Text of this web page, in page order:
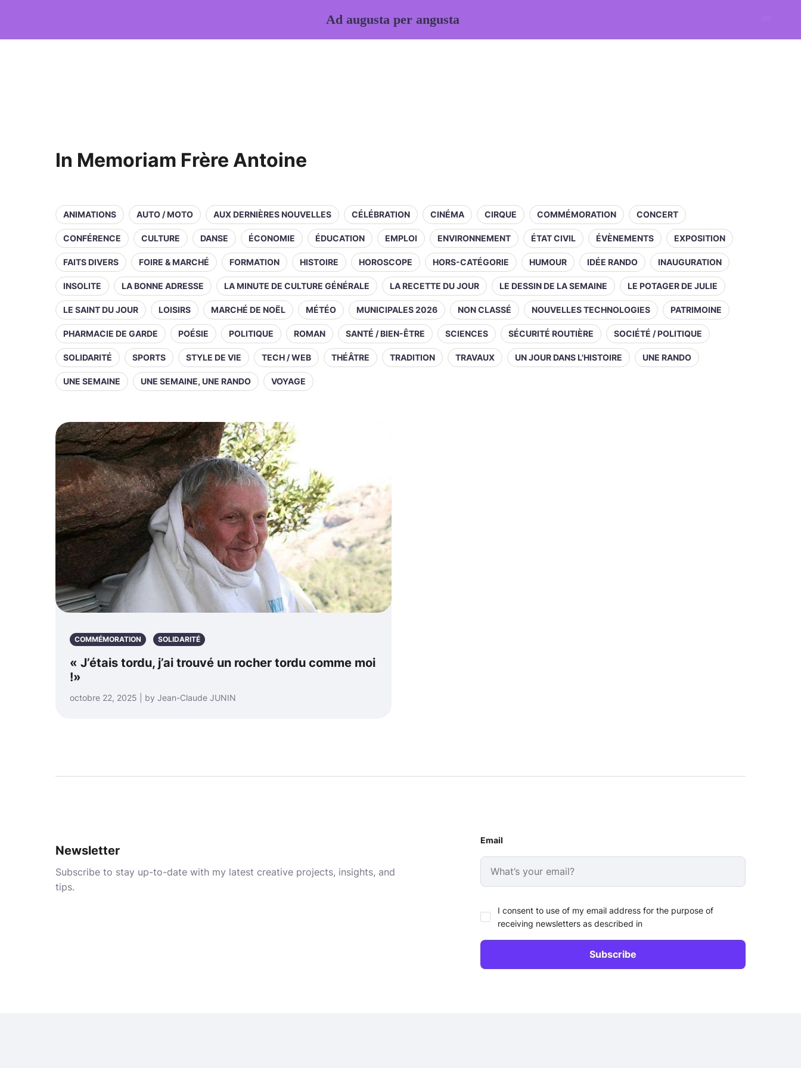
In Memoriam Frère Antoine
ANIMATIONS AUTO / MOTO AUX DERNIÈRES NOUVELLES CÉLÉBRATION CINÉMA CIRQUE COMMÉMORATION CONCERT
CONFÉRENCE CULTURE DANSE ÉCONOMIE ÉDUCATION EMPLOI ENVIRONNEMENT ÉTAT CIVIL ÉVÈNEMENTS EXPOSITION
FAITS DIVERS FOIRE & MARCHÉ FORMATION HISTOIRE HOROSCOPE HORS-CATÉGORIE HUMOUR IDÉE RANDO INAUGURATION
INSOLITE LA BONNE ADRESSE LA MINUTE DE CULTURE GÉNÉRALE LA RECETTE DU JOUR LE DESSIN DE LA SEMAINE LE POTAGER DE JULIE
LE SAINT DU JOUR LOISIRS MARCHÉ DE NOËL MÉTÉO MUNICIPALES 2026 NON CLASSÉ NOUVELLES TECHNOLOGIES PATRIMOINE
PHARMACIE DE GARDE POÉSIE POLITIQUE ROMAN SANTÉ / BIEN-ÊTRE SCIENCES SÉCURITÉ ROUTIÈRE SOCIÉTÉ / POLITIQUE
SOLIDARITÉ SPORTS STYLE DE VIE TECH / WEB THÉÂTRE TRADITION TRAVAUX UN JOUR DANS L'HISTOIRE UNE RANDO
UNE SEMAINE UNE SEMAINE, UNE RANDO VOYAGE
COMMÉMORATION SOLIDARITÉ
« J’étais tordu, j’ai trouvé un rocher tordu comme moi
!»
octobre 22, 2025 | by Jean-Claude JUNIN
Newsletter
Subscribe to stay up-to-date with my latest creative projects, insights, and
tips.
Email
I consent to use of my email address for the purpose of
receiving newsletters as described in
Ad augusta per angusta